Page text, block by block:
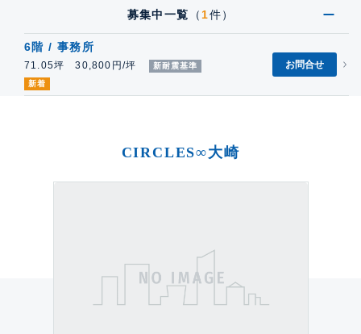
募集中一覧 （ 1件）
6階 / 事務所
71.05坪 30,800円/坪
新耐震基準
新着
お問合せ
CIRCLES∞大崎